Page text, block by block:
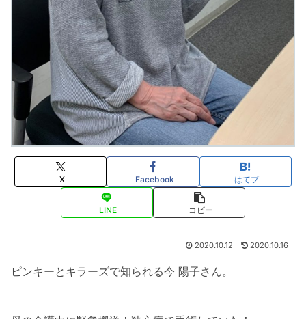
X Facebook はてブ
LINE コピー
2020.10.12 2020.10.16
ピンキーとキラーズで知られる今 陽子さん。